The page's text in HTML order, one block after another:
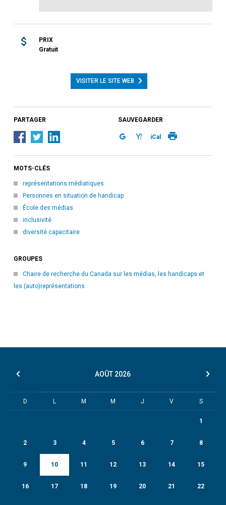
PRIX
Gratuit
VISITER LE SITE WEB
PARTAGER SAUVEGARDER
iCal
MOTS-CLÉS
représentations médiatiques
Personnes en situation de handicap
École des médias
inclusivité
diversité capacitaire
GROUPES
Chaire de recherche du Canada sur les médias, les handicaps et
les (auto)représentations
AOÛT 2026
D L M M J V S
1
2 3 4 5 6 7 8
9 10 11 12 13 14 15
16 17 18 19 20 21 22